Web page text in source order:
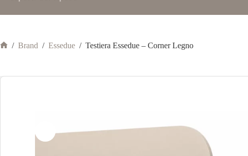
/ Brand / Essedue / Testiera Essedue – Corner Legno